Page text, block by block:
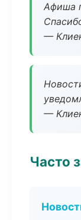
Афиша
—
—
Часто